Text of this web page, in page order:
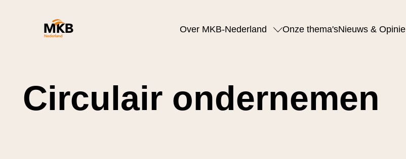
Over MKB-Nederland Onze thema'sNieuws & Opinie
Circulair ondernemen